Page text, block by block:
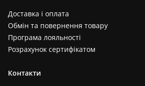
Доставка і оплата
Обмін та повернення товару
Програма лояльності
Розрахунок сертифікатом
Контакти